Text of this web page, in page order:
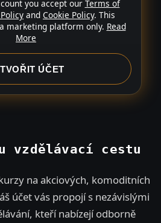
you accept our Terms of
and Cookie Policy. This
marketing platform only. Read
More
ÚČET
vzdělávací cestu
na akciových, komoditních
účet vás propojí s nezávislými
kteří nabízejí odborně